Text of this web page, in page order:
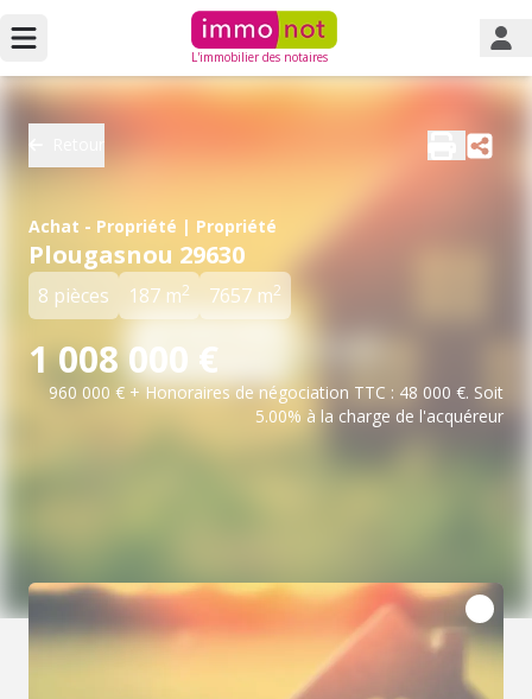
L'immobilier des notaires
Achat - Propriété | Propriété
Plougasnou 29630
8 pièces 187 m2 7657 m2
1 008 000 €
960 000 € + Honoraires de négociation TTC : 48 000 €. Soit
5.00% à la charge de l'acquéreur